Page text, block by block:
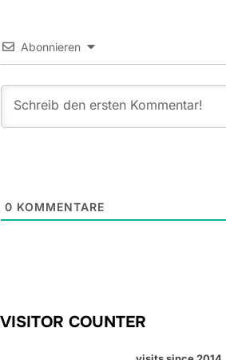
Abonnieren
0 KOMMENTARE
VISITOR COUNTER